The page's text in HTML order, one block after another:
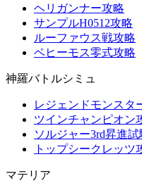
ヘリガンナー攻略
サンプルH0512攻略
ルーファウス戦攻略
ベヒーモス零式攻略
神羅バトルシミュ
レジェンドモンスタ
ツインチャンピオン
ソルジャー3rd昇進試
トップシークレッツ
マテリア